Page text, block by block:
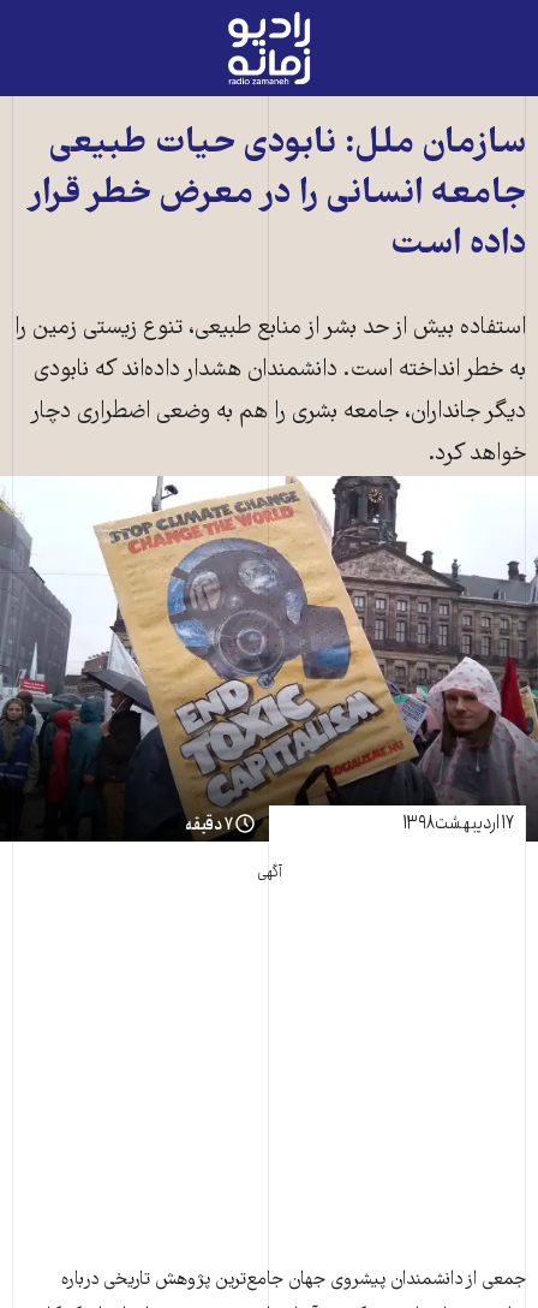
رادیو
زمانه
به
صفحه
اصلی
سازمان ملل: نابودی حیات طبیعی
جامعه انسانی را در معرض خطر قرار
داده است
استفاده بیش از حد بشر از منابع طبیعی، تنوع زیستی زمین را
به خطر انداخته است. دانشمندان هشدار داده‌اند که نابودی
دیگر جانداران، جامعه بشری را هم به وضعی اضطراری دچار
خواهد کرد.
۱۷ اردیبهشت ۱۳۹۸ ۷ دقیقه
آگهی
جمعی از دانشمندان پیشروی جهان جامع‌ترین پژوهش تاریخی درباره